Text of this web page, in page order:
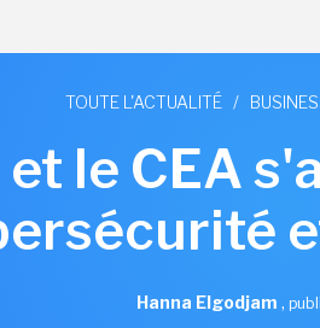
TOUTE L'ACTUALITÉ /
et le CEA
Hanna Elgodjam ,